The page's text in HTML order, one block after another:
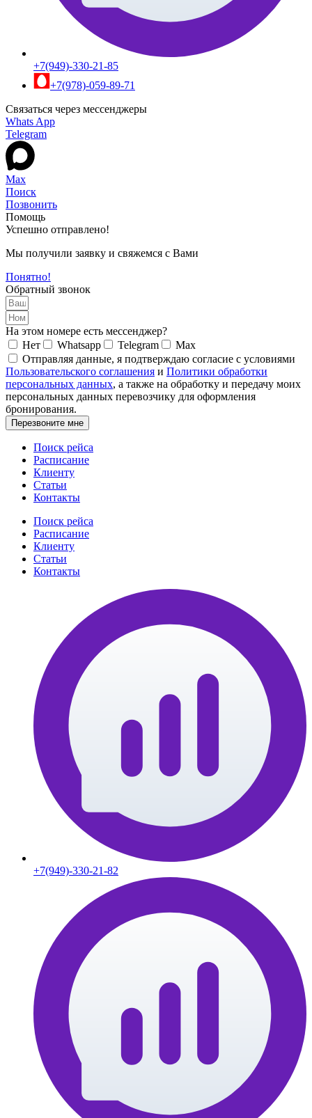
+7(949)-330-21-85
+7(978)-059-89-71
Связаться через мессенджеры
Whats App
Telegram
Max
Поиск
Позвонить
Помощь
Успешно отправлено!
Мы получили заявку и свяжемся с Вами
Понятно!
Обратный звонок
На этом номере есть мессенджер?
Нет
Whatsapp Telegram
Max
Отправляя данные, я подтверждаю согласие с условиями
Пользовательского соглашения и Политики обработки
персональных данных, а также на обработку и передачу моих
персональных данных перевозчику для оформления
бронирования.
Перезвоните мне
Поиск рейса
Расписание
Клиенту
Статьи
Контакты
Поиск рейса
Расписание
Клиенту
Статьи
Контакты
+7(949)-330-21-82